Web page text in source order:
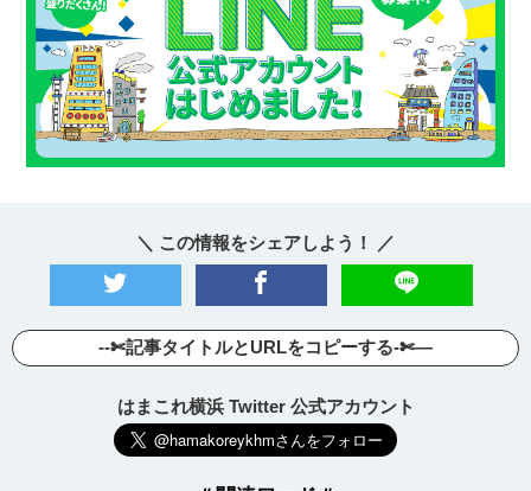
＼ この情報をシェアしよう！ ／
--✄記事タイトルとURLをコピーする-✄—
はまこれ横浜 Twitter 公式アカウント